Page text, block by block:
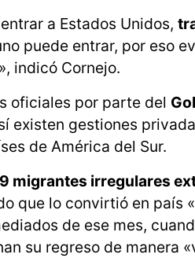
a Estados Unidos,
puede entrar, por eso
indicó Cornejo.
oficiales por parte del
existen gestiones
de América del Sur.
migrantes irregulares
que lo convirtió en país
de ese mes,
su regreso de manera